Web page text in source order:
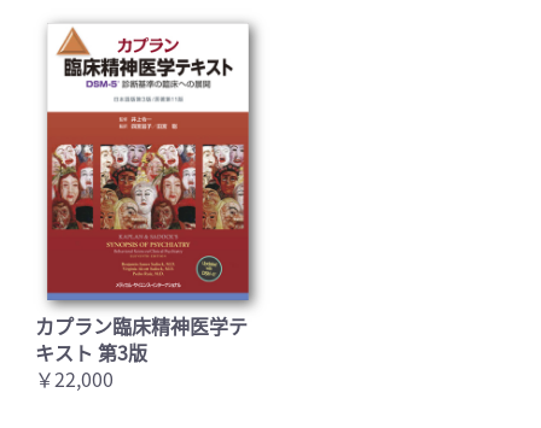
カプラン臨床精神医学テ
キスト 第3版
￥22,000